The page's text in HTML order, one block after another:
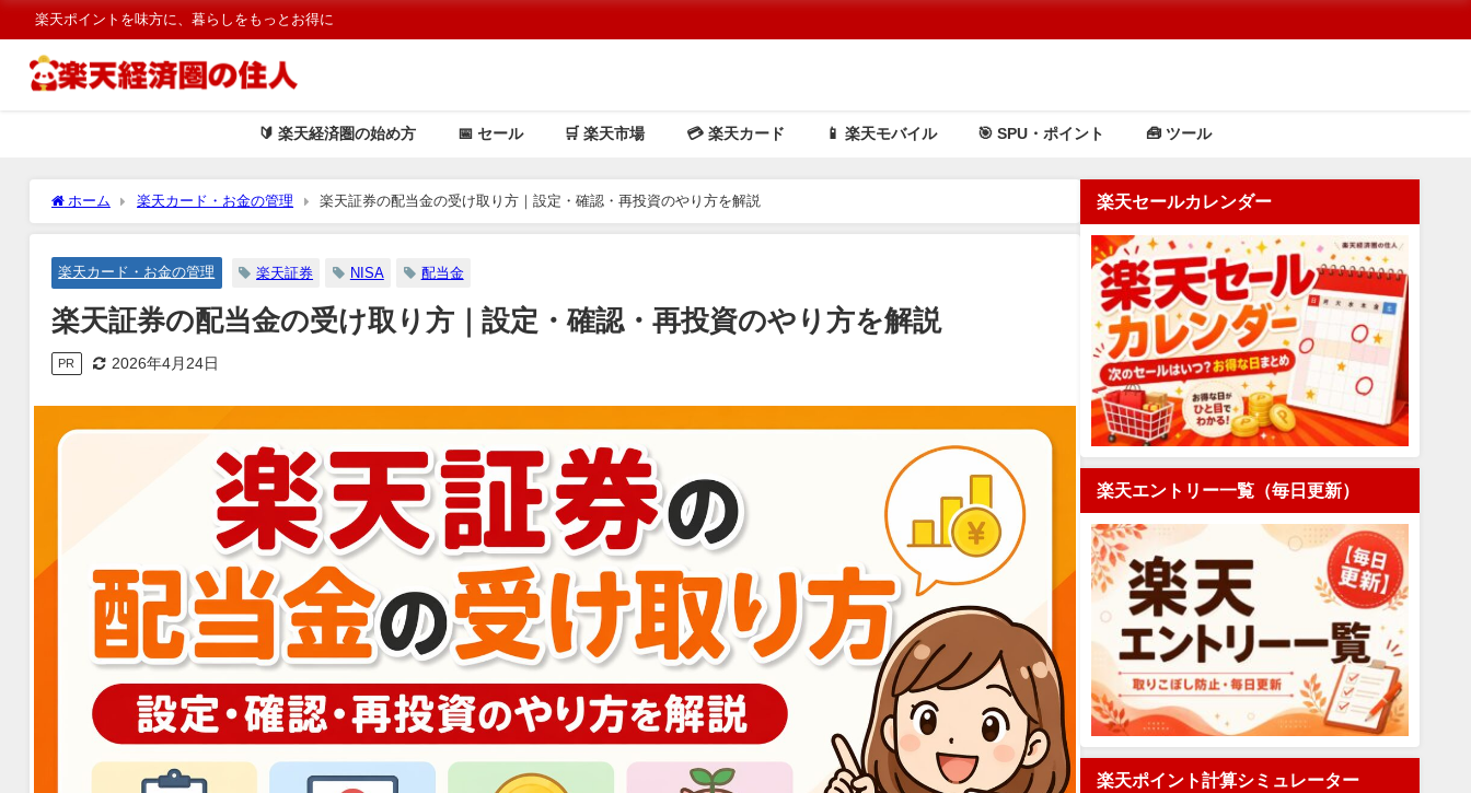
楽天ポイントを味方に、暮らしをもっとお得に
🔰 楽天経済圏の始め方 📅 セール 🛒 楽天市場 💳️ 楽天カード 📱 楽天モバイル 🎯 SPU・ポイント 🧰 ツール
ホーム 楽天カード・お金の管理 楽天証券の配当金の受け取り方｜設定・確認・再投資のやり方を解説
楽天カード・お金の管理 楽天証券 NISA 配当金
楽天証券の配当金の受け取り方｜設定・確認・再投資のやり方を解説
PR 2026年4月24日
楽天セールカレンダー
楽天エントリー一覧（毎日更新）
楽天ポイント計算シミュレーター